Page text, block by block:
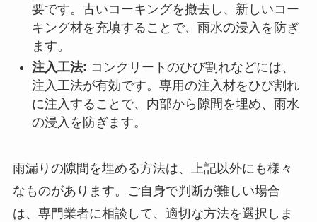
要です。古いコーキングを撤去し、新しいコー
キング材を充填することで、雨水の浸入を防ぎ
ます。
注入工法: コンクリートのひび割れなどには、
注入工法が有効です。専用の注入材をひび割れ
に注入することで、内部から隙間を埋め、雨水
の浸入を防ぎます。
雨漏りの隙間を埋める方法は、上記以外にも様々
なものがあります。ご自身で判断が難しい場合
は、専門業者に相談して、適切な方法を選択しま